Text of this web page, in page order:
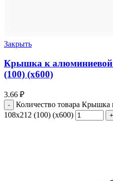
Закрыть
Крышка к алюминиевой
(100) (х600)
3.66 ₽
Количество товара
108х212 (100) (х600)